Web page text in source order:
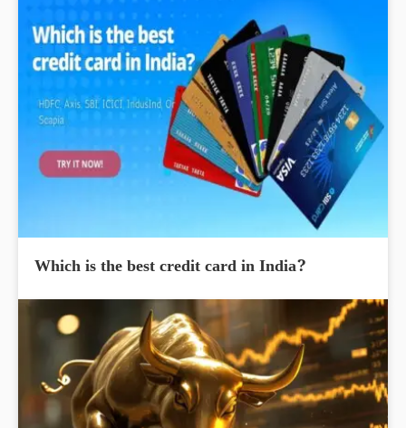
Which is the best credit card in India?